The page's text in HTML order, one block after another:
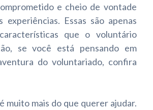
e cheio de vontade
experiências. Essas são apenas
que o voluntário
se você está pensando em
do voluntariado, confira
muito mais do que querer ajudar.